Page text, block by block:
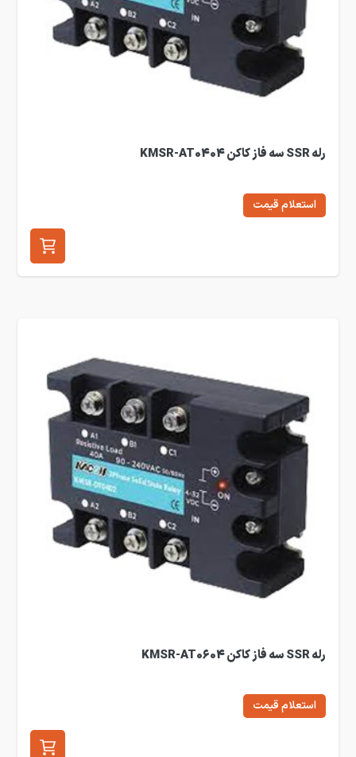
رله SSR سه فاز کاکن KMSR-AT0404
استعلام قیمت
رله SSR سه فاز کاکن KMSR-AT0604
استعلام قیمت